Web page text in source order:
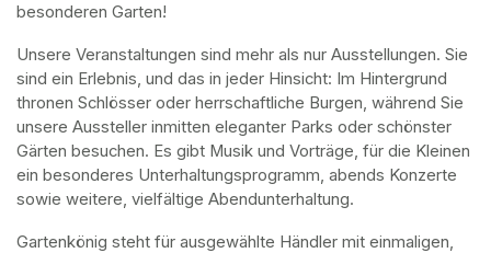
besonderen Garten!
Unsere Veranstaltungen sind mehr als nur Ausstellungen. Sie
sind ein Erlebnis, und das in jeder Hinsicht: Im Hintergrund
thronen Schlösser oder herrschaftliche Burgen, während Sie
unsere Aussteller inmitten eleganter Parks oder schönster
Gärten besuchen. Es gibt Musik und Vorträge, für die Kleinen
ein besonderes Unterhaltungsprogramm, abends Konzerte
sowie weitere, vielfältige Abendunterhaltung.
Gartenkönig steht für ausgewählte Händler mit einmaligen,